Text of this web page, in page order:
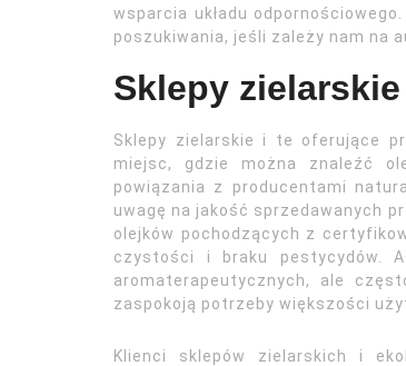
wsparcia układu
poszukiwania, jeśli zależy nam na
Sklepy
Sklepy zielarskie i te oferujące
miejsc, gdzie można znaleźć
powiązania z producentami
uwagę na jakość sprzedawanych
olejków pochodzących z
czystości i braku pestycydów.
aromaterapeutycznych, ale
zaspokoją potrzeby większości
Klienci sklepów zielarskich i